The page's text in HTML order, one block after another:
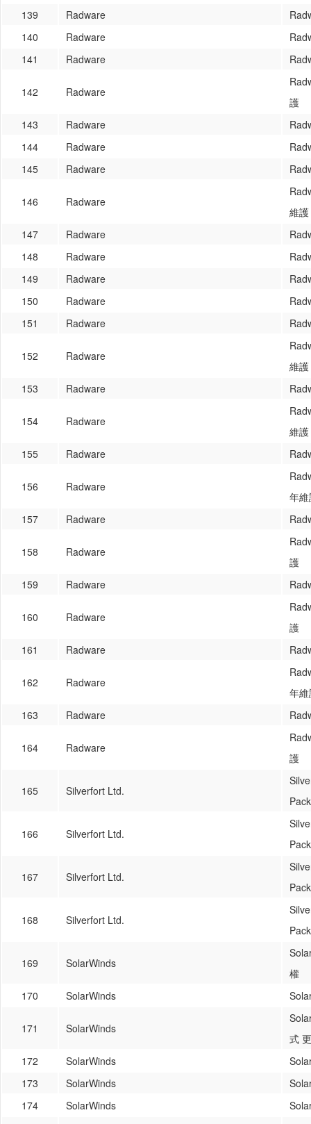
139
Radware
140
Radware
141
Radware
142 Radware
護
143
Radware
144
Radware
145
Radware
146 Radware
維護
147
Radware
148
Radware
149
Radware
150
Radware
151
Radware
152 Radware
維護
153
Radware
154 Radware
維護
155
Radware
156 Radware
年
157
Radware
158 Radware
護
159
Radware
160 Radware
護
161
Radware
162 Radware
年
163
Radware
164 Radware
護
165 Silverfort Ltd.
166 Silverfort Ltd.
167 Silverfort Ltd.
168 Silverfort Ltd.
169 SolarWinds
權
170
SolarWinds
171 SolarWinds
式
172
SolarWinds
173
SolarWinds
174
SolarWinds